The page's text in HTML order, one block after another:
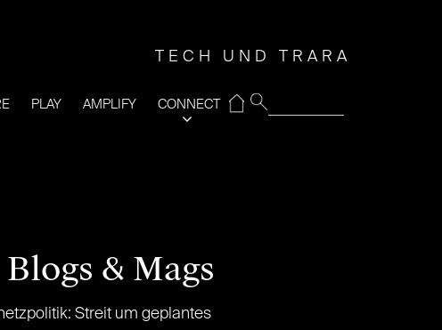
TECH UND TRARA
PLAY AMPLIFY CONNECT
⌂
& Mags
Streit um geplantes